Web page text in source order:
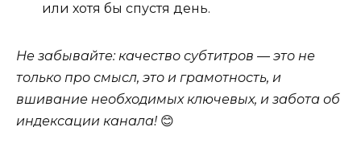
или хотя бы спустя день.
Не забывайте: качество субтитров — это не
только про смысл, это и грамотность, и
вшивание необходимых ключевых, и забота об
индексации канала! 😊